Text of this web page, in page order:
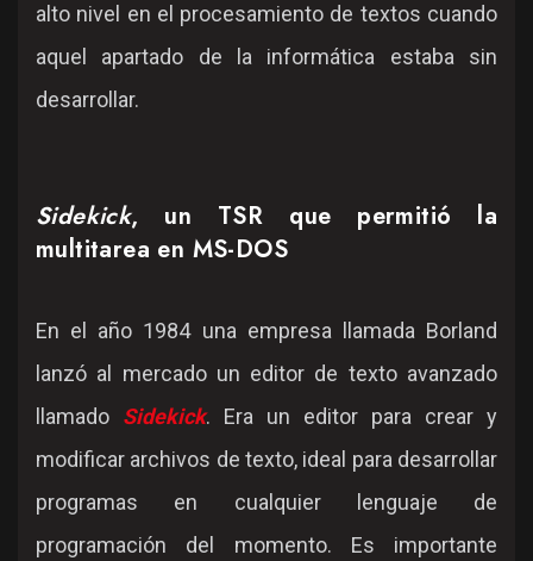
alto nivel en el procesamiento de textos cuando
aquel apartado de la informática estaba sin
desarrollar.
Sidekick, un TSR que permitió la
multitarea en MS-DOS
En el año 1984 una empresa llamada Borland
lanzó al mercado un editor de texto avanzado
llamado Sidekick. Era un editor para crear y
modificar archivos de texto, ideal para desarrollar
programas en cualquier lenguaje de
programación del momento. Es importante